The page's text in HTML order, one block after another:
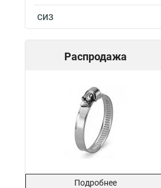
СИЗ
Распродажа
Подробнее